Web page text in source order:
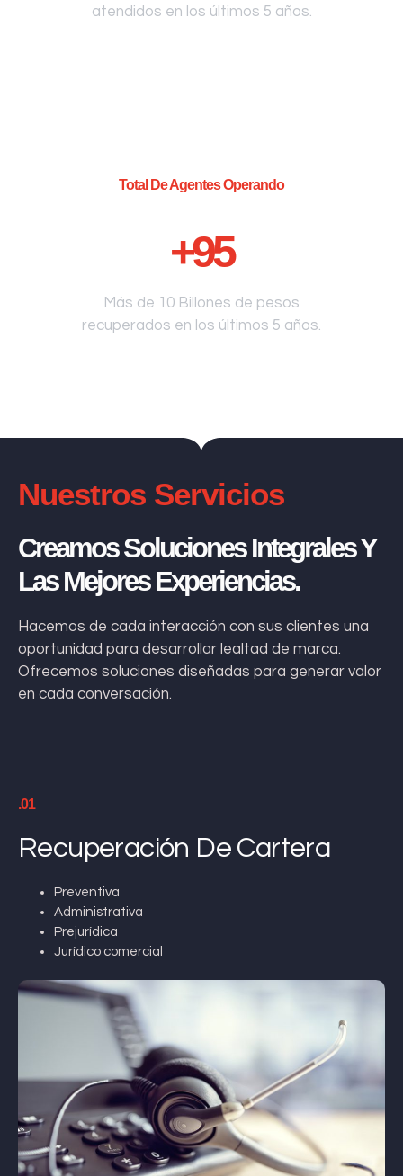
atendidos en los últimos 5 años.
Total De Agentes Operando
+95
Más de 10 Billones de pesos
recuperados en los últimos 5 años.
Nuestros Servicios
Creamos Soluciones Integrales Y
Las Mejores Experiencias.
Hacemos de cada interacción con sus clientes una
oportunidad para desarrollar lealtad de marca.
Ofrecemos soluciones diseñadas para generar valor
en cada conversación.
.01
Recuperación De Cartera
Preventiva
Administrativa
Prejurídica
Jurídico comercial